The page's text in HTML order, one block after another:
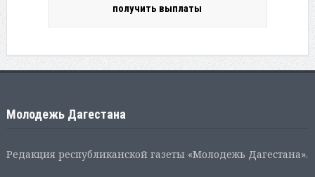
получить выплаты
Молодежь Дагестана
Редакция республиканской газеты «Молодежь Дагестана».